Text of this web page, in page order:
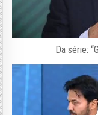
Da série: